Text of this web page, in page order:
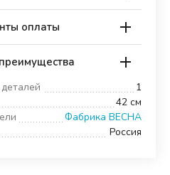
оплаты
1
42 см
Фабрика ВЕСНА
Россия